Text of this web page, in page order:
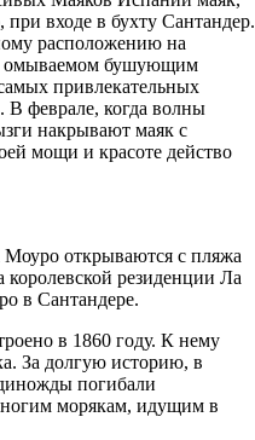
входе в бухту Сантандер.
расположению на
омываемом бушующим
привлекательных
В феврале, когда волны
накрывают маяк с
мощи и красоте действо
открываются с пляжа
резиденции Ла
в Сантандере.
в 1860 году. К нему
За долгую историю, в
погибали
морякам, идущим в